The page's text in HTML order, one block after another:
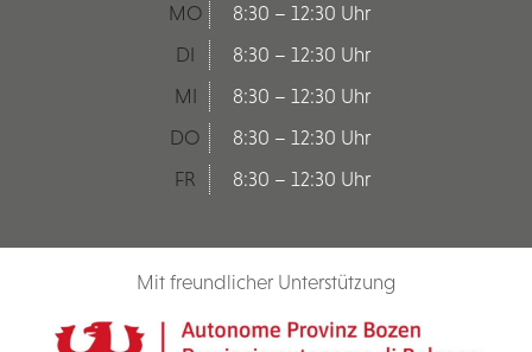
MO
8:30 – 12:30 Uhr
DI
8:30 – 12:30 Uhr
MI
8:30 – 12:30 Uhr
DO
8:30 – 12:30 Uhr
FR
8:30 – 12:30 Uhr
Mit freundlicher Unterstützung